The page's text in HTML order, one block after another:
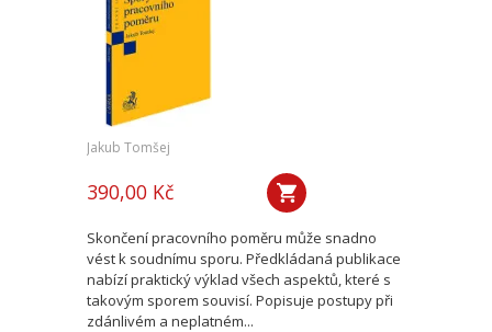
Jakub Tomšej
390,00 Kč
Skončení pracovního poměru může snadno
vést k soudnímu sporu. Předkládaná publikace
nabízí praktický výklad všech aspektů, které s
takovým sporem souvisí. Popisuje postupy při
zdánlivém a neplatném...